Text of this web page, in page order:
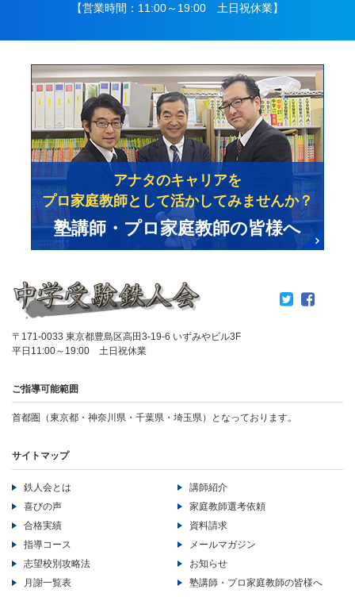
【営業時間：11:00～19:00 土日祝休業】
〒171-0033 東京都豊島区高田3-19-6 いずみやビル3F
平日11:00～19:00 土日祝休業
ご指導可能範囲
首都圏（東京都・神奈川県・千葉県・埼玉県）となっております。
サイトマップ
鉄人会とは
喜びの声
合格実績
指導コース
志望校別攻略法
月謝一覧表
講師紹介
家庭教師選考依頼
資料請求
メールマガジン
お知らせ
塾講師・プロ家庭教師の皆様へ
アナタのキャリアを
プロ家庭教師として活かしてみませんか？
塾講師・プロ家庭教師の皆様へ